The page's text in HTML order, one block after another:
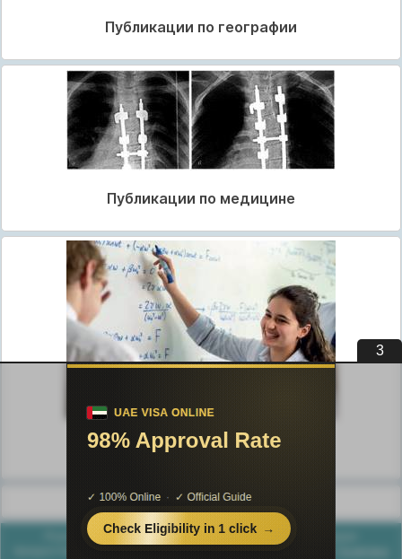
Публикации по географии
Публикации по медицине
Публикации по педагогике
Разделы публикаций
Poznayka.org - Познайка.Орг - 2016-2026 год. Материал
3